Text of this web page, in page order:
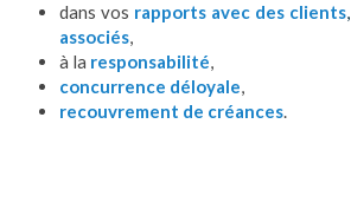
dans vos rapports avec des clients,
associés,
à la responsabilité,
concurrence déloyale,
recouvrement de créances.